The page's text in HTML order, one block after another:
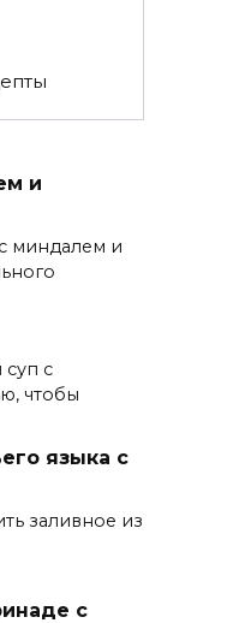
и
миндалем и
с
чтобы
языка с
заливное из
с